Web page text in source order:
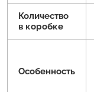
Количество
в коробке
Особенность